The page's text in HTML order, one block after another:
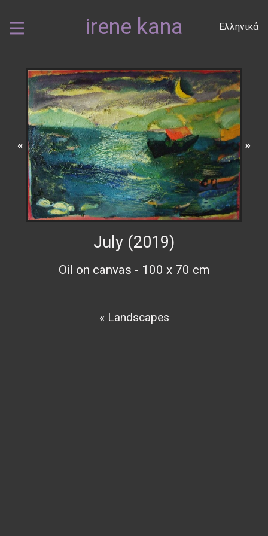
irene kana Ελληνικά
« »
July (2019)
Oil on canvas - 100 x 70 cm
« Landscapes